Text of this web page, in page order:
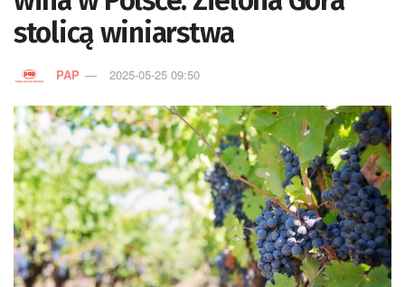
stolicą winiarstwa
PAP 2025-05-25 09:50